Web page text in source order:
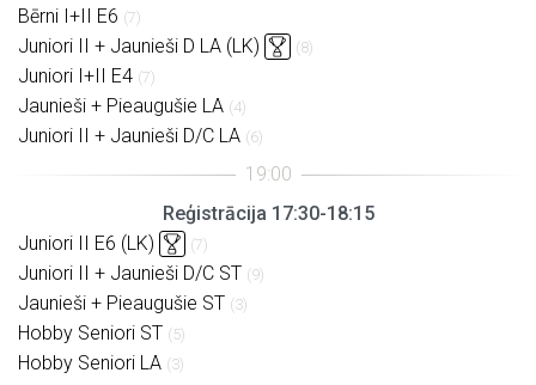
Bērni I+II E6 (7)
Juniori II + Jaunieši D LA (LK) (8)
Juniori I+II E4 (7)
Jaunieši + Pieaugušie LA (4)
Juniori II + Jaunieši D/C LA (6)
Reģistrācija 17:30-18:15
Juniori II E6 (LK)
(7)
Juniori II + Jaunieši D/C ST (9)
Jaunieši + Pieaugušie ST (3)
Hobby Seniori ST (5)
Hobby Seniori LA (3)